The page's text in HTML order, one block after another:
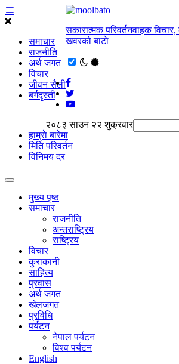
समाचार
राजनीति
अर्थ जगत
विचार
जीवन सैली
बर्गदृस्ती
सकारात्मक परिवर्तनवाहक
खवरको बाटाे
२०८३ साउन २२ शुक्रवार
हाम्राे बारेमा
मिति परिवर्तन
विनिमय दर
मुख्य पृष्ठ
समाचार
राजनीति
अन्तराष्ट्रिय
राष्ट्रिय
विचार
कुराकानी
साहित्य
प्रवास
अर्थ जगत
खेलजगत
प्रविधि
पर्यटन
नेपाल पर्यटन
विश्व पर्यटन
English